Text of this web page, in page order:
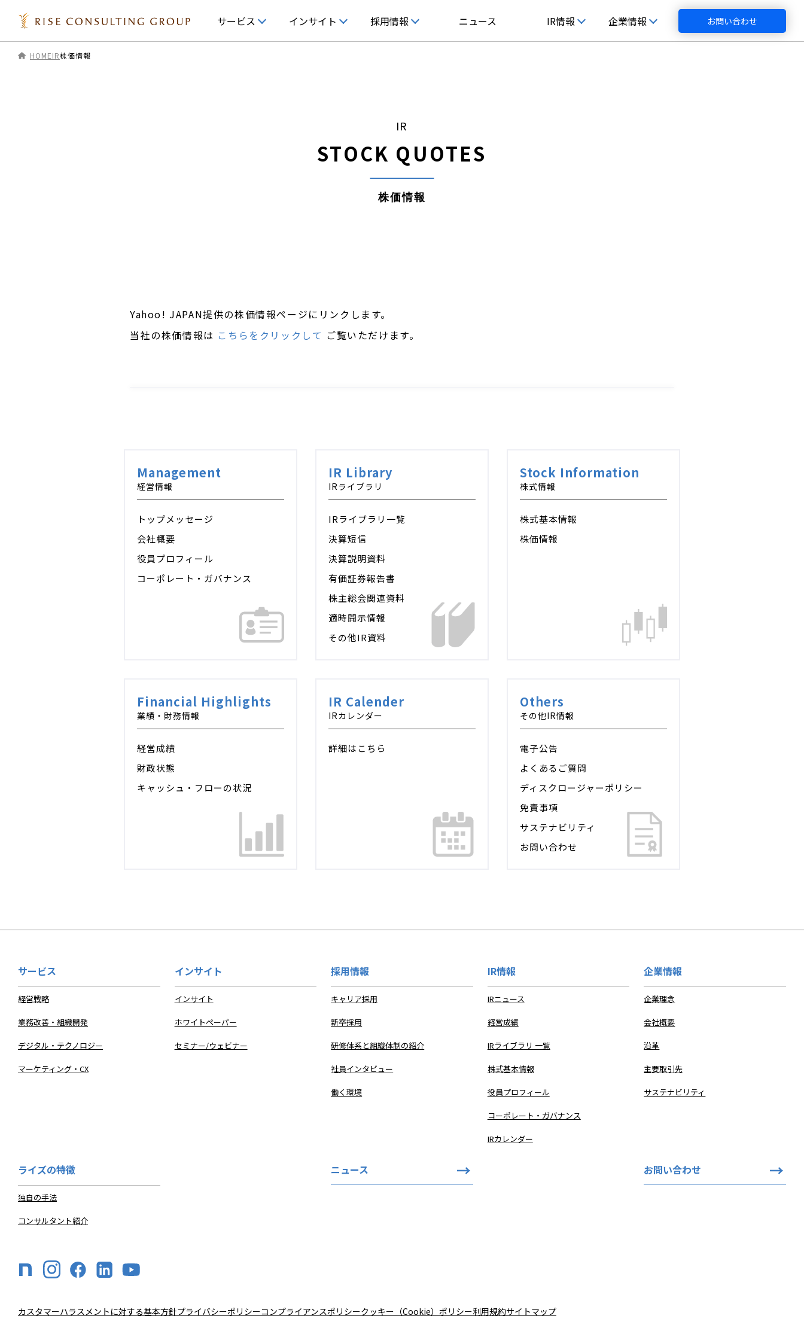
サービス インサイト 採用情報 ニュース IR情報 企業情報 お問い合わせ
コンサルタント紹介
ホワイトペーパー
セミナー/ウェビナー
新卒採用
研修体系と組織体制の紹介
株式基本情報
コーポレート・ガバナンス
会社概要
HOMEIR株価情報
IR
STOCK QUOTES
株価情報
Yahoo! JAPAN提供の株価情報ページにリンクします。
当社の株価情報は こちらをクリックして ご覧いただけます。
Management
経営情報
トップメッセージ
会社概要
役員プロフィール
コーポレート・ガバナンス
IR Library
IRライブラリ
IRライブラリ一覧
決算短信
決算説明資料
有価証券報告書
株主総会関連資料
適時開示情報
その他IR資料
Stock Information
株式情報
株式基本情報
株価情報
Financial Highlights
業績・財務情報
経営成績
財政状態
キャッシュ・フローの状況
IR Calender
IRカレンダー
詳細はこちら
Others
その他IR情報
電子公告
よくあるご質問
ディスクロージャーポリシー
免責事項
サステナビリティ
お問い合わせ
サービス
経営戦略
業務改善・組織開発
デジタル・テクノロジー
マーケティング・CX
インサイト
インサイト
ホワイトペーパー
セミナー/ウェビナー
採用情報
キャリア採用
新卒採用
研修体系と組織体制の紹介
社員インタビュー
働く環境
IR情報
IRニュース
経営成績
IRライブラリ 一覧
株式基本情報
役員プロフィール
コーポレート・ガバナンス
IRカレンダー
企業情報
企業理念
会社概要
沿革
主要取引先
サステナビリティ
ライズの特徴
独自の手法
コンサルタント紹介
ニュース お問い合わせ
カスタマーハラスメントに対する基本方針プライバシーポリシーコンプライアンスポリシークッキー（Cookie）ポリシー利用規約サイトマップ